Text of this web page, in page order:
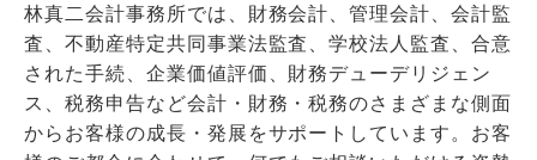
林真二会計事務所では、財務会計、管理会計、会計監
査、不動産特定共同事業法監査、学校法人監査、合意
された手続、企業価値評価、財務デューデリジェン
ス、税務申告など会計・財務・税務のさまざまな側面
からお客様の成長・発展をサポートしています。お客